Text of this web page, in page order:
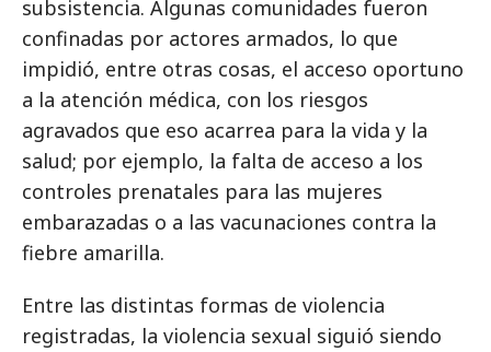
subsistencia. Algunas comunidades fueron
confinadas por actores armados, lo que
impidió, entre otras cosas, el acceso oportuno
a la atención médica, con los riesgos
agravados que eso acarrea para la vida y la
salud; por ejemplo, la falta de acceso a los
controles prenatales para las mujeres
embarazadas o a las vacunaciones contra la
fiebre amarilla.
Entre las distintas formas de violencia
registradas, la violencia sexual siguió siendo